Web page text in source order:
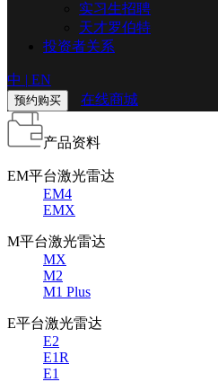
实习生招聘
天才罗伯特
投资者关系
中 | EN
预约购买 在线商城
产品资料
EM平台激光雷达
EM4
EMX
M平台激光雷达
MX
M2
M1 Plus
E平台激光雷达
E2
E1R
E1